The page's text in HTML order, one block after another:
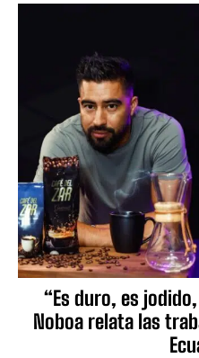
“Es duro, es
Noboa relata las